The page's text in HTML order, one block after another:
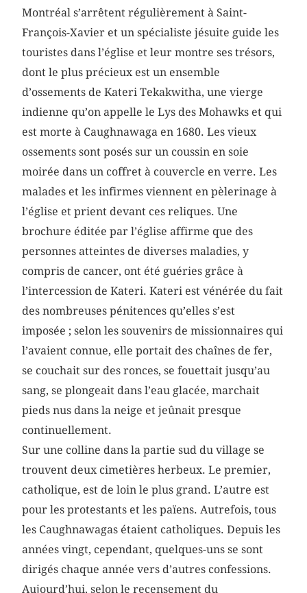
Montréal s’arrêtent régulièrement à Saint-
François-Xavier et un spécialiste jésuite guide les
touristes dans l’église et leur montre ses trésors,
dont le plus précieux est un ensemble
d’ossements de Kateri Tekakwitha, une vierge
indienne qu’on appelle le Lys des Mohawks et qui
est morte à Caughnawaga en 1680. Les vieux
ossements sont posés sur un coussin en soie
moirée dans un coffret à couvercle en verre. Les
malades et les infirmes viennent en pèlerinage à
l’église et prient devant ces reliques. Une
brochure éditée par l’église affirme que des
personnes atteintes de diverses maladies, y
compris de cancer, ont été guéries grâce à
l’intercession de Kateri. Kateri est vénérée du fait
des nombreuses pénitences qu’elles s’est
imposée ; selon les souvenirs de missionnaires qui
l’avaient connue, elle portait des chaînes de fer,
se couchait sur des ronces, se fouettait jusqu’au
sang, se plongeait dans l’eau glacée, marchait
pieds nus dans la neige et jeûnait presque
continuellement.
Sur une colline dans la partie sud du village se
trouvent deux cimetières herbeux. Le premier,
catholique, est de loin le plus grand. L’autre est
pour les protestants et les païens. Autrefois, tous
les Caughnawagas étaient catholiques. Depuis les
années vingt, cependant, quelques-uns se sont
dirigés chaque année vers d’autres confessions.
Aujourd’hui, selon le recensement du